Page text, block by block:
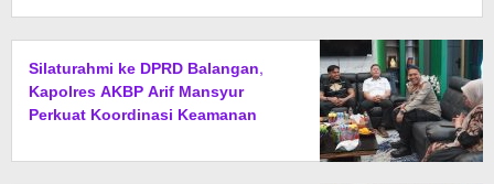
Silaturahmi ke DPRD Balangan,
Kapolres AKBP Arif Mansyur
Perkuat Koordinasi Keamanan